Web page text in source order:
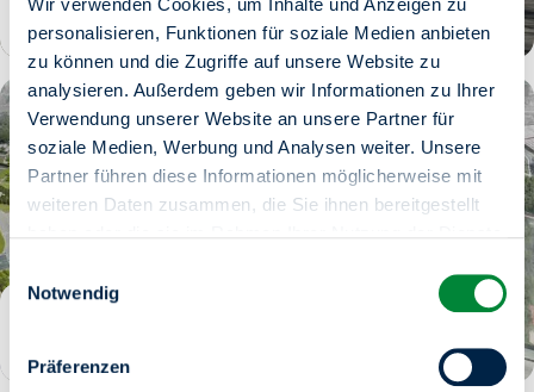
personalisieren, Funktionen für soziale Medien anbieten
zu können und die Zugriffe auf unsere Website zu
analysieren. Außerdem geben wir Informationen zu Ihrer
Verwendung unserer Website an unsere Partner für
soziale Medien, Werbung und Analysen weiter. Unsere
Partner führen diese Informationen möglicherweise mit
weiteren Daten zusammen, die Sie ihnen bereitgestellt
Sie haben das Recht Ihre erteilten Einwilligungen
jederzeit zu widerrufen. Dies ist über einen erneuten
Aufruf dieses Tools über den Button am unteren linken
Rand möglich.
Einwilligungsauswahl
Notwendig
Präferenzen
Neukölln